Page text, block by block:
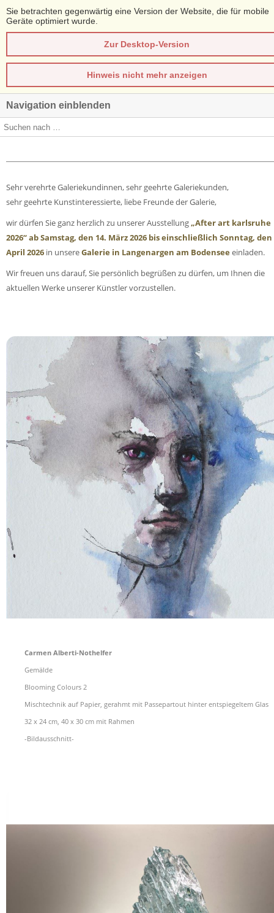
Sie betrachten gegenwärtig eine Version der Website, die für mobile
Geräte optimiert wurde.
Zur Desktop-Version
Hinweis nicht mehr anzeigen
Navigation einblenden
Sehr verehrte Galeriekundinnen, sehr geehrte Galeriekunden,
sehr geehrte Kunstinteressierte, liebe Freunde der Galerie,
wir dürfen Sie ganz herzlich zu unserer Ausstellung„After art karlsruhe
2026“ ab Samstag, den 14. März 2026 bis einschließlich Sonntag, den
April 2026 in unsereGalerie in Langenargen am Bodensee einladen.
Wir freuen uns darauf, Sie persönlich begrüßen zu dürfen, um Ihnen die
aktuellen Werke unserer Künstler vorzustellen.
Carmen Alberti-Nothelfer
Gemälde
Blooming Colours 2
Mischtechnik auf Papier, gerahmt mit Passepartout hinter entspiegeltem Glas
32 x 24 cm, 40 x 30 cm mit Rahmen
-Bildausschnitt-